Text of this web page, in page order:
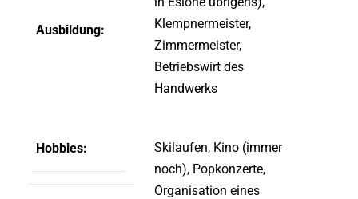
Ausbildung:
Hobbies:
Klempnermeister,
Zimmermeister,
Betriebswirt des
Handwerks
Skilaufen, Kino (immer
noch), Popkonzerte,
Organisation eines